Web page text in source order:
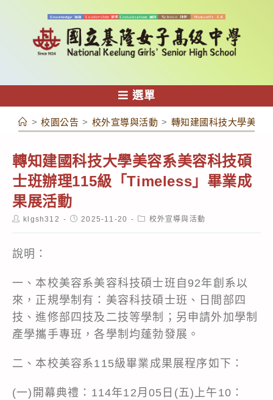
容
選單
> 校園公告 > 校外宣導與活動 > 轉知建國科技大學美容
轉知建國科技大學美容系美容科技碩
士班辦理115級「Timeless」畢業成
果展活動
Postklgsh312
Post2025-11-20
Post校外宣導與活動
說明：
一、本校美容系美容科技碩士班自92年創系以
來，正規學制有：美容科技碩士班、日間部四
技、進修部四技及二技等學制；另申請外加學制
產學攜手專班，各學制均蓬勃發展。
二、本校美容系115級畢業成果展程序如下：
(一)開幕典禮：114年12月05日(五)上午10：